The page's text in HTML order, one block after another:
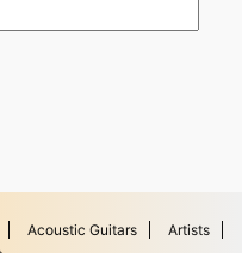
Acoustic Guitars
Artists